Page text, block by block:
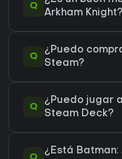
Q
Arkham Knight?
Q
¿Puedo
Steam?
Q
¿Puedo jugar
Steam Deck?
¿Está Batman: